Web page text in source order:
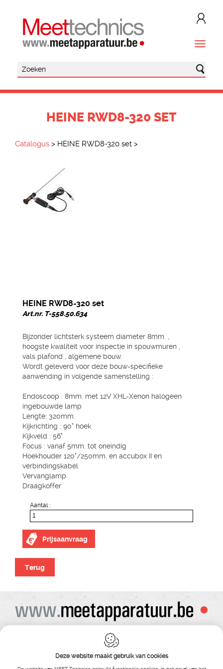
HEINE RWD8-320 SET
Catalogus > HEINE RWD8-320 set >
HEINE RWD8-320 set
Art.nr. T-558.50.634
Bijzonder lichtsterk systeem diameter 8mm. ,
hoogste kwaliteit voor inspectie in spouwmuren ,
vals plafond , algemene bouw.
Wordt geleverd voor deze bouw-specifieke
aanwending in volgende samenstelling :
Endoscoop : 8mm. met 12V XHL-Xenon halogeen
ingebouwde lamp
Lengte: 320mm.
Kijkrichting : 90° hoek
Kijkveld : 56°
Focus : vanaf 5mm. tot oneindig
Hoekhouder 120°/250mm. en accubox II en
verbindingskabel
Vervanglamp
Draagkoffer
Aantal :
Prijsaanvraag
Terug
Alle prijzen zijn onder voorbehoud van wijziging
Bij bestelling ontvangt u vooraf de levering steeds een orderbevestiging
Copyright© alle rechten voorbehouden , gehele of gedeeldelijke overname van
tekst ,foto’s , video’s , verveelvoudiging op welke wijze dan ook , is niet toegestaan
Deze website maakt gebruik van cookies